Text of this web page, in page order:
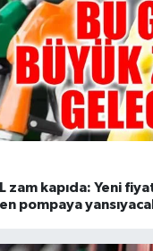
zam kapıda: Yeni
pompaya